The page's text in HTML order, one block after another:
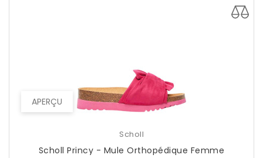
APERÇU
Scholl
Scholl Princy - Mule Orthopédique Femme